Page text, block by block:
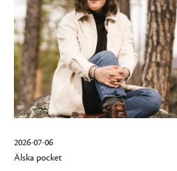
2026-07-06
Älska pocket